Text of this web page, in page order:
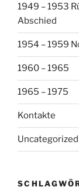
1949 – 1953
Abschied
1954 – 1959
1960 – 1965
1965 – 1975
Kontakte
Uncategorized